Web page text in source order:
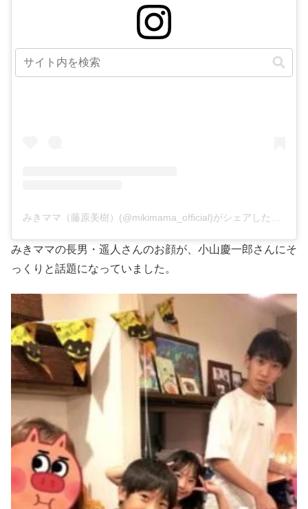
この投稿をInstagramで見る
みきママの長男・遥人さんのお顔が、小山慶一郎さんにそ
っくりと話題になっていました。